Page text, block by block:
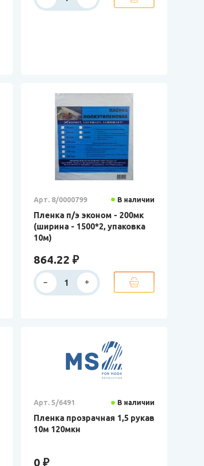
Арт. 8/0000799 В наличии
Пленка п/э эконом - 200мк
(ширина - 1500*2, упаковка
10м)
864.22 ₽
Арт. 5/6491 В наличии
Пленка прозрачная 1,5 рукав
10м 120мкн
0 ₽